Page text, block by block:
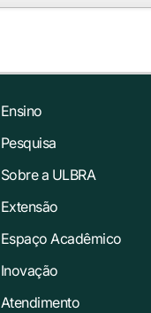
Ensino
Pesquisa
Sobre a ULBRA
Extensão
Espaço Acadêmico
Inovação
Atendimento